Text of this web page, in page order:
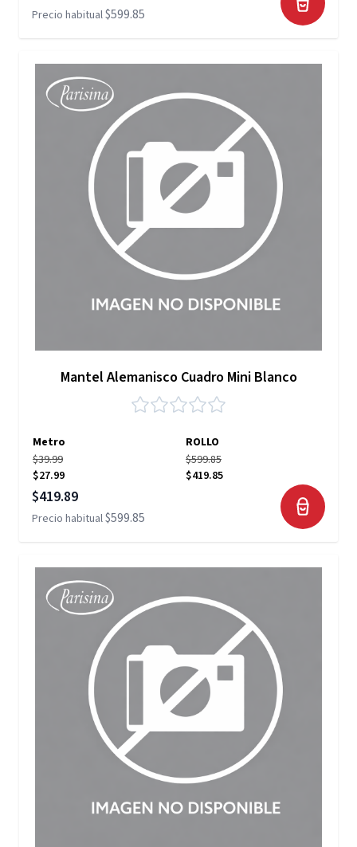
Precio habitual$599.85
Mantel Alemanisco Cuadro Mini Blanco
Metro
ROLLO
$39.99
$27.99
$599.85
$419.85
Precio especial
$419.89
Precio habitual$599.85